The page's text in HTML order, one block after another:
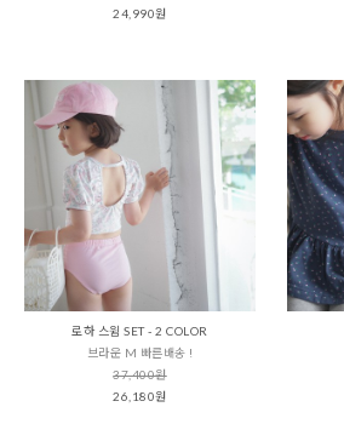
24,990원
로하 스윔 SET - 2 COLOR
브라운 M 빠른배송 !
37,400원
26,180원